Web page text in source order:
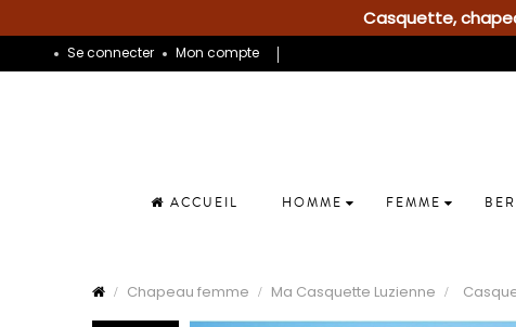
Casquette,
Se connecter Mon compte
ACCUEIL HOMME FEMME
Chapeau femme Ma Casquette Luzienne